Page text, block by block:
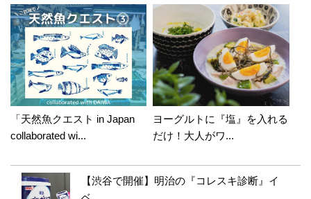
「天然魚クエスト in Japan
collaborated wi...
ヨーグルトに『塩』を入れる
だけ！大人がワ...
【渋谷で開催】明治の『コレスキ診断』イ